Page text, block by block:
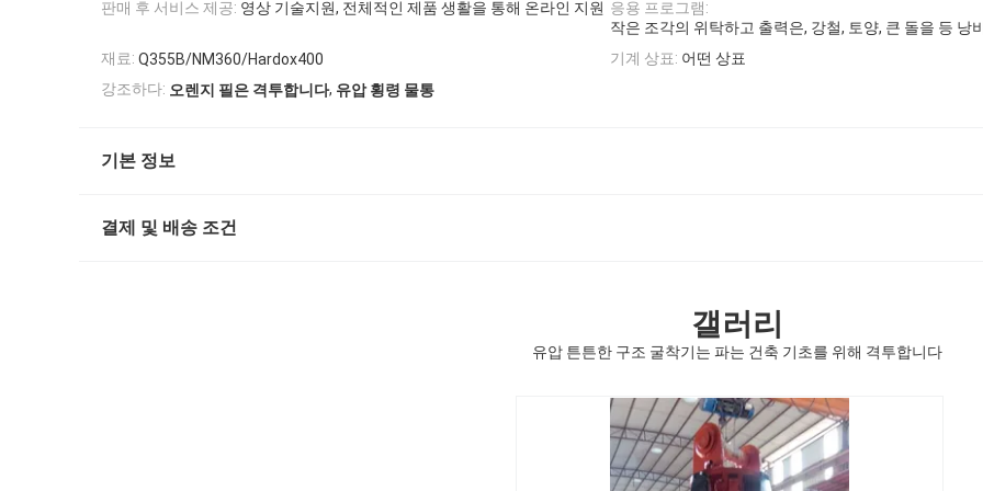
판매 후 서비스 제공: 영상 기술지원, 전체적인 제품 생활을 통해 온라인 지원 응용 프로그램:
작은 조각의 위탁하고 출력은, 강철, 토양, 큰 돌을 등 낭
재료: Q355B/NM360/Hardox400 기계 상표: 어떤 상표
강조하다: 오렌지 필은 격투합니다, 유압 횡령 물통
기본 정보
결제 및 배송 조건
갤러리
유압 튼튼한 구조 굴착기는 파는 건축 기초를 위해 격투합니다